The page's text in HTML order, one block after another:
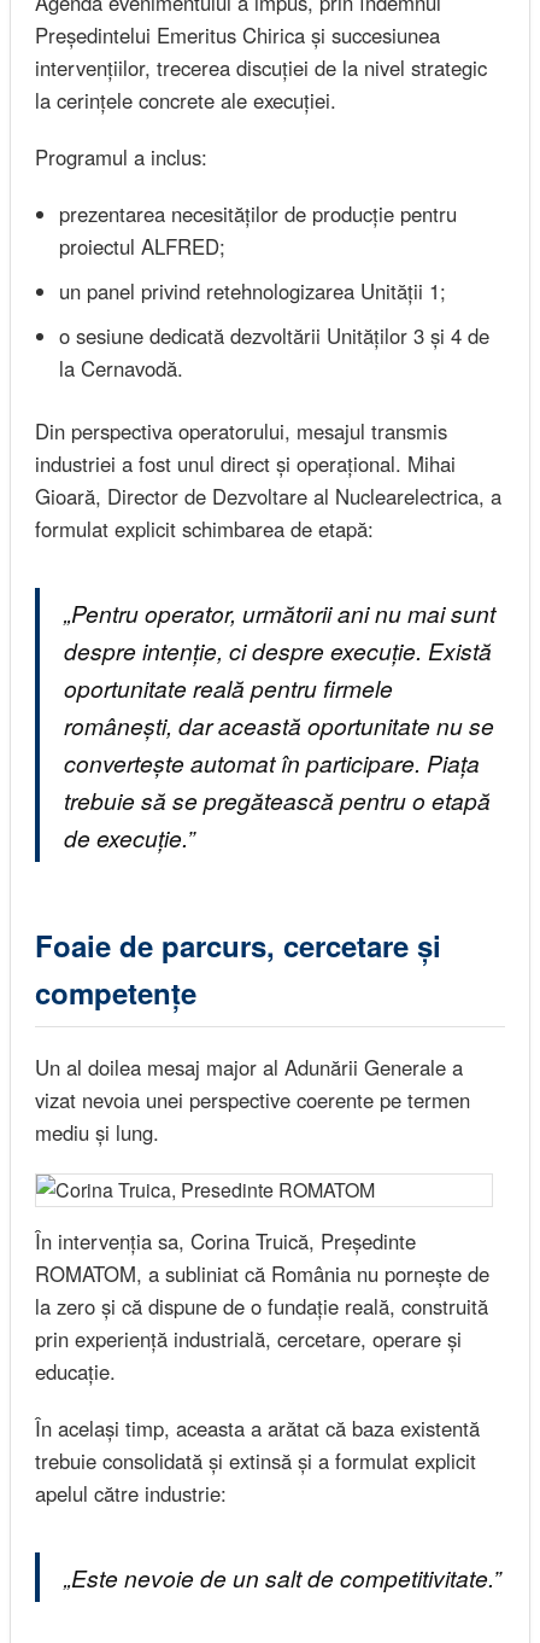
Președintelui Emeritus Chirica și succesiunea
intervențiilor, trecerea discuției de la nivel strategic
la cerințele concrete ale execuției.
Programul a inclus:
prezentarea necesităților de producție pentru
proiectul ALFRED;
un panel privind retehnologizarea Unității 1;
o sesiune dedicată dezvoltării Unităților 3 și 4 de
la Cernavodă.
Din perspectiva operatorului, mesajul transmis
industriei a fost unul direct și operațional. Mihai
Gioară, Director de Dezvoltare al Nuclearelectrica, a
formulat explicit schimbarea de etapă:
„Pentru operator, următorii ani nu mai sunt
despre intenție, ci despre execuție. Există
oportunitate reală pentru firmele
românești, dar această oportunitate nu se
convertește automat în participare. Piața
trebuie să se pregătească pentru o etapă
de execuție.”
Foaie de parcurs, cercetare și
competențe
Un al doilea mesaj major al Adunării Generale a
vizat nevoia unei perspective coerente pe termen
mediu și lung.
În intervenția sa, Corina Truică, Președinte
ROMATOM, a subliniat că România nu pornește de
la zero și că dispune de o fundație reală, construită
prin experiență industrială, cercetare, operare și
educație.
În același timp, aceasta a arătat că baza existentă
trebuie consolidată și extinsă și a formulat explicit
apelul către industrie:
„Este nevoie de un salt de competitivitate.”